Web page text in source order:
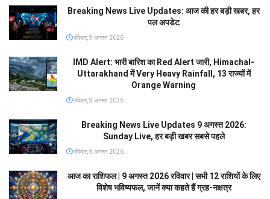
Breaking News Live Updates: आज की हर बड़ी खबर, हर
पल अपडेट
रविवार, 9 अगस्त 2026
IMD Alert: भारी बारिश का Red Alert जारी, Himachal-
Uttarakhand में Very Heavy Rainfall, 13 राज्यों में
Orange Warning
रविवार, 9 अगस्त 2026
Breaking News Live Updates 9 अगस्त 2026:
Sunday Live, हर बड़ी खबर सबसे पहले
रविवार, 9 अगस्त 2026
आज का राशिफल | 9 अगस्त 2026 रविवार | सभी 12 राशियों के लिए
विशेष भविष्यफल, जानें क्या कहते हैं ग्रह-नक्षत्र